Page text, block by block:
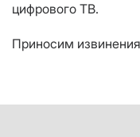
цифрового ТВ.
Приносим